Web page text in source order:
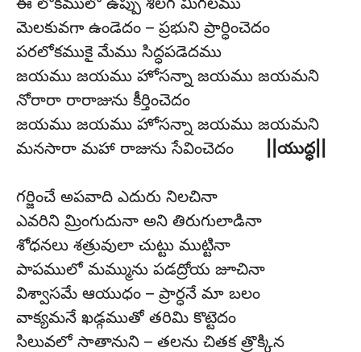
మెలకువగా ఉండెదం – ప్రభుని ప్రార్ధించెదం
పరలోకముకై మేము సిద్ధపడెదము
జయము జయము హోసన్నా జయము జయమని
నోరారా రారాజును కీర్తించెదం
జయము జయము హోసన్నా జయము జయమని
మనసారా మహా రాజును సేవించెదం ||యుద్ధ||
గర్జించే అపవాది ఎదురు నిలచినా
ఎవరిని మ్రింగుదునా అని తిరుగులాడినా
శోధనలు శత్రువులా చుట్టు ముట్టినా
పాపములో మమ్మును పడద్రోయ జూచినా
విశ్వాసమే ఆయుధం – ప్రార్ధనే మా బలం
వాక్యమనే ఖడ్గముతో తరిమి కొట్టెదం
సిలువలో సాతానుని – తలను చితక త్రొక్కిన